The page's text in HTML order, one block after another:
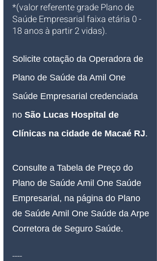
*(valor referente grade Plano de
Saúde Empresarial faixa etária 0 -
18 anos à partir 2 vidas).
Solicite cotação da Operadora de
Plano de Saúde da Amil One
Saúde Empresarial credenciada
no São Lucas Hospital de
Clínicas na cidade de Macaé RJ.
Consulte a Tabela de Preço do
Plano de Saúde Amil One Saúde
Empresarial, na página do Plano
de Saúde Amil One Saúde da Arpe
Corretora de Seguro Saúde.
----